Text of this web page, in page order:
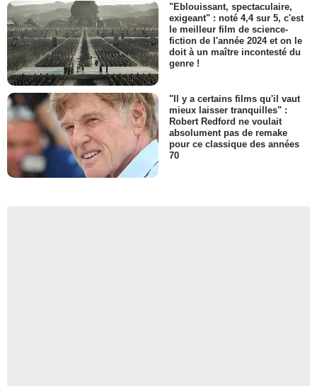
"Eblouissant, spectaculaire,
exigeant" : noté 4,4 sur 5, c'est
le meilleur film de science-
fiction de l'année 2024 et on le
doit à un maître incontesté du
genre !
"Il y a certains films qu'il vaut
mieux laisser tranquilles" :
Robert Redford ne voulait
absolument pas de remake
pour ce classique des années
70